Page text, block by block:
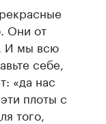
Они от
И мы всю
себе,
«да нас
плоты с
того,